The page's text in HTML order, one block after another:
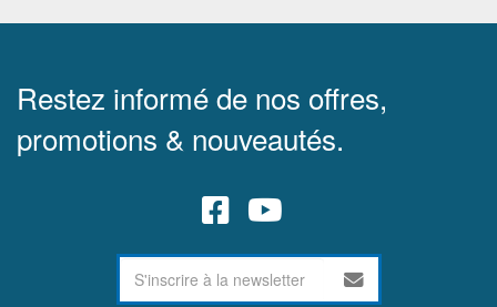
Restez informé de nos offres,
promotions & nouveautés.